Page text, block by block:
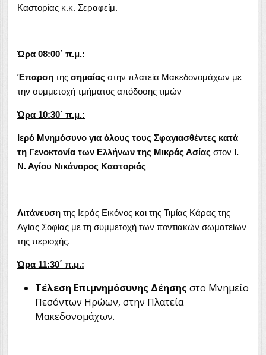
Καστορίας κ.κ. Σεραφείμ.
Ώρα 08:00΄ π.μ.:
Έπαρση της σημαίας στην πλατεία Μακεδονομάχων με
την συμμετοχή τμήματος απόδοσης τιμών
Ώρα 10:30΄ π.μ.:
Ιερό Μνημόσυνο για όλους τους Σφαγιασθέντες κατά
τη Γενοκτονία των Ελλήνων της Μικράς Ασίας στον Ι.
Ν. Αγίου Νικάνορος Καστοριάς
Λιτάνευση της Ιεράς Εικόνος και της Τιμίας Κάρας της
Αγίας Σοφίας με τη συμμετοχή των ποντιακών σωματείων
της περιοχής.
Ώρα 11:30΄ π.μ.:
Τέλεση Επιμνημόσυνης Δέησης στο Μνημείο
Πεσόντων Ηρώων, στην Πλατεία
Μακεδονομάχων.